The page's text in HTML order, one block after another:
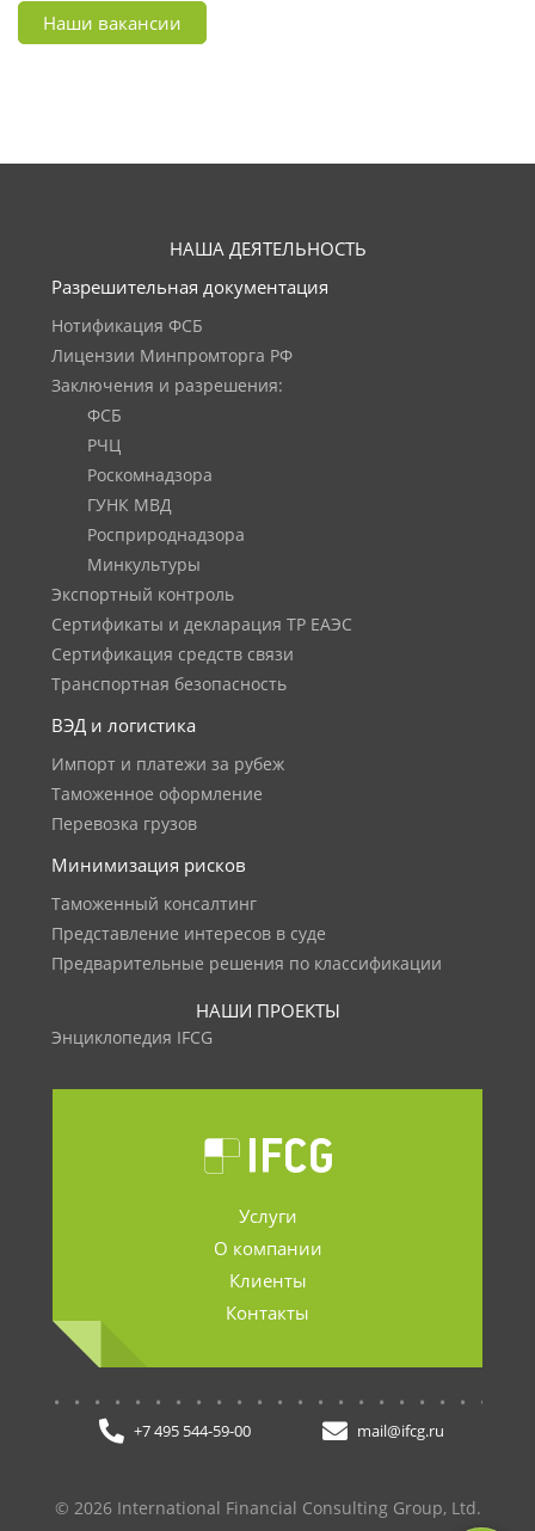
Наши вакансии
НАША ДЕЯТЕЛЬНОСТЬ
Разрешительная документация
Нотификация ФСБ
Лицензии Минпромторга РФ
Заключения и разрешения:
ФСБ
РЧЦ
Роскомнадзора
ГУНК МВД
Росприроднадзора
Минкультуры
Экспортный контроль
Сертификаты и декларация ТР ЕАЭС
Сертификация средств связи
Транспортная безопасность
ВЭД и логистика
Импорт и платежи за рубеж
Таможенное оформление
Перевозка грузов
Минимизация рисков
Таможенный консалтинг
Представление интересов в суде
Предварительные решения по классификации
НАШИ ПРОЕКТЫ
Энциклопедия IFCG
Услуги
О компании
Клиенты
Контакты
+7 495 544-59-00 mail@ifcg.ru
© 2026 International Financial Consulting Group, Ltd.